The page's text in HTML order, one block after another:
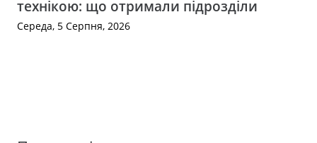
технікою: що отримали підрозділи
Середа, 5 Серпня, 2026